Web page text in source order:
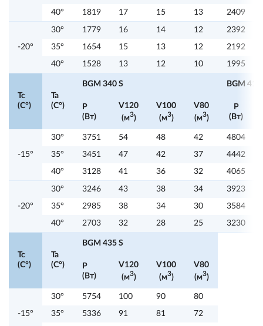
40° 1819 17 15 13 2409
-20°
30° 1779 16 14 12 2392
35° 1654 15 13 12 2192
40° 1528 13 12 10 1995
Tc
(C°)
Ta
(C°)
BGM 340 S BGM 415
P
(Вт)
V120
(м3)
V100
(м3)
V80
(м3)
P
(Вт)
-15°
30° 3751 54 48 42 4804
35° 3451 47 42 37 4442
40° 3128 41 36 32 4065
-20°
30° 3246 43 38 34 3923
35° 2985 38 34 30 3584
40° 2703 32 28 25 3230
Tc
(C°)
Ta
(C°)
BGM 435 S
P
(Вт)
V120
(м3)
V100
(м3)
V80
(м3)
-15°
30° 5754 100 90 80
35° 5336 91 81 72